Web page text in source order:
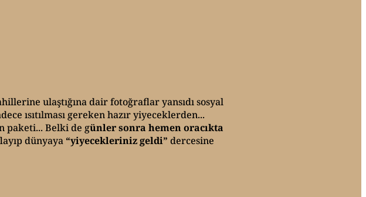
ulaştığına dair fotoğraflar yansıdı sosyal
ısıtılması gereken hazır yiyeceklerden...
paketi... Belki de günler sonra hemen oracıkta
dünyaya “yiyecekleriniz geldi” dercesine